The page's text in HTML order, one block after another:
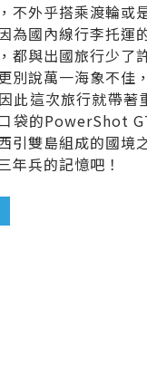
外乎搭乘渡輪或
為國內線行李托運
都與出國旅行少了
別說萬一海象不佳
此這次旅行就帶著
袋的PowerShot
引雙島組成的國境
年兵的記憶吧！